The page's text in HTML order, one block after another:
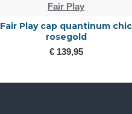
Fair Play
Fair Play cap quantinum chic
rosegold
€ 139,95